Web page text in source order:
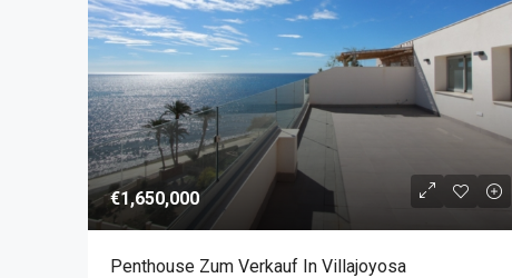
€1,650,000
Penthouse Zum Verkauf In Villajoyosa